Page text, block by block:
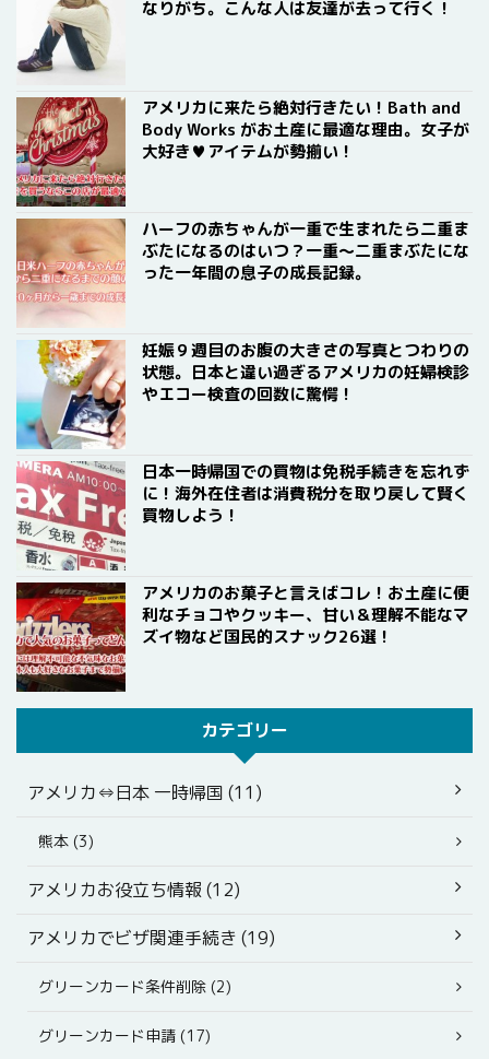
なりがち。こんな人は友達が去って行く！
アメリカに来たら絶対行きたい！Bath and
Body Works がお土産に最適な理由。女子が
大好き♥アイテムが勢揃い！
ハーフの赤ちゃんが一重で生まれたら二重ま
ぶたになるのはいつ？一重〜二重まぶたにな
った一年間の息子の成長記録。
妊娠９週目のお腹の大きさの写真とつわりの
状態。日本と違い過ぎるアメリカの妊婦検診
やエコー検査の回数に驚愕！
日本一時帰国での買物は免税手続きを忘れず
に！海外在住者は消費税分を取り戻して賢く
買物しよう！
アメリカのお菓子と言えばコレ！お土産に便
利なチョコやクッキー、甘い＆理解不能なマ
ズイ物など国民的スナック26選！
カテゴリー
アメリカ⇔日本 一時帰国 (11)
熊本 (3)
アメリカお役立ち情報 (12)
アメリカでビザ関連手続き (19)
グリーンカード条件削除 (2)
グリーンカード申請 (17)